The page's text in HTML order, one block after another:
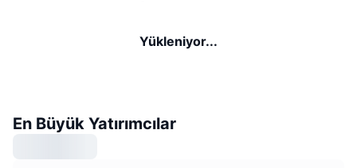
Yükleniyor...
En Büyük Yatırımcılar